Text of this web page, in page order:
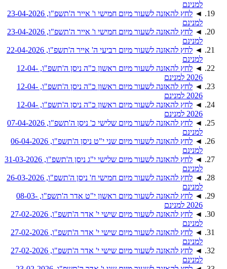
למנינם
◄
לחץ להאזנה לשעור מיום חמישי ו' אייר ה'תשפ"ו, 23-04-2026
למנינם
◄
לחץ להאזנה לשעור מיום חמישי ו' אייר ה'תשפ"ו, 23-04-2026
למנינם
◄
לחץ להאזנה לשעור מיום רביעי ה' אייר ה'תשפ"ו, 22-04-2026
למנינם
◄
לחץ להאזנה לשעור מיום ראשון כ"ה ניסן ה'תשפ"ו, 12-04-
2026 למנינם
◄
לחץ להאזנה לשעור מיום ראשון כ"ה ניסן ה'תשפ"ו, 12-04-
2026 למנינם
◄
לחץ להאזנה לשעור מיום ראשון כ"ה ניסן ה'תשפ"ו, 12-04-
2026 למנינם
◄
לחץ להאזנה לשעור מיום שלישי כ' ניסן ה'תשפ"ו, 07-04-2026
למנינם
◄
לחץ להאזנה לשעור מיום שני י"ט ניסן ה'תשפ"ו, 06-04-2026
למנינם
◄
לחץ להאזנה לשעור מיום שלישי י"ג ניסן ה'תשפ"ו, 31-03-2026
למנינם
◄
לחץ להאזנה לשעור מיום חמישי ח' ניסן ה'תשפ"ו, 26-03-2026
למנינם
◄
לחץ להאזנה לשעור מיום ראשון י"ט אדר ה'תשפ"ו, 08-03-
2026 למנינם
◄
לחץ להאזנה לשעור מיום שישי י' אדר ה'תשפ"ו, 27-02-2026
למנינם
◄
לחץ להאזנה לשעור מיום שישי י' אדר ה'תשפ"ו, 27-02-2026
למנינם
◄
לחץ להאזנה לשעור מיום שישי י' אדר ה'תשפ"ו, 27-02-2026
למנינם